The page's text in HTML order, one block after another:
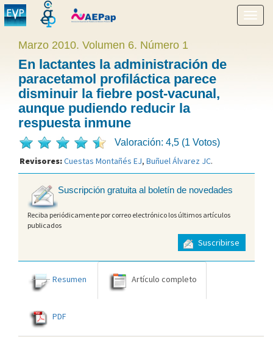
menú
Marzo 2010. Volumen 6. Número 1
En lactantes la administración de
paracetamol profiláctica parece
disminuir la fiebre post-vacunal,
aunque pudiendo reducir la
respuesta inmune
Valoración: 4,5 (1 Votos)
Revisores:Cuestas Montañés EJ, Buñuel Álvarez JC.
Suscripción gratuita al boletín de novedades
Reciba periódicamente por correo electrónico los últimos artículos
publicados
Suscribirse
Resumen Artículo completo
PDF